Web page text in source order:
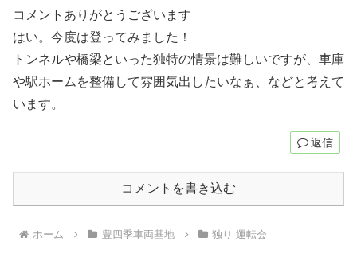
コメントありがとうございます
はい。今度は登ってみました！
トンネルや橋梁といった独特の情景は難しいですが、車庫
や駅ホームを整備して雰囲気出したいなぁ、などと考えて
います。
返信
コメントを書き込む
ホーム 豊四季車両基地 独り 運転会